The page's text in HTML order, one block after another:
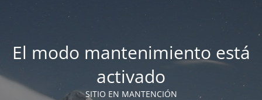
El modo mantenimiento está
activado
SITIO EN MANTENCIÓN